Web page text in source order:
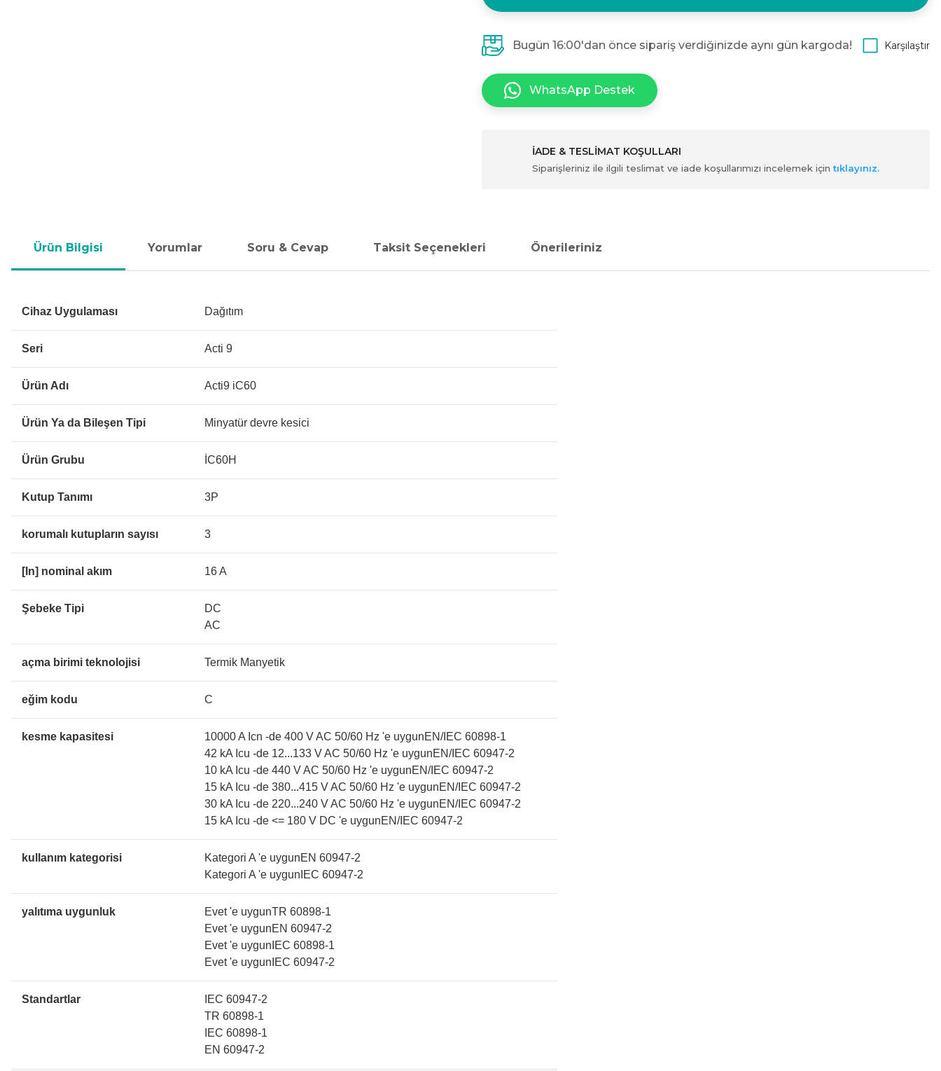
Bugün 16:00'dan önce sipariş verdiğinizde aynı gün kargoda! Karşılaştır
WhatsApp Destek
İADE & TESLİMAT KOŞULLARI
Siparişleriniz ile ilgili teslimat ve iade koşullarımızı incelemek içintıklayınız.
Ürün Bilgisi Yorumlar Soru & Cevap Taksit Seçenekleri Önerileriniz
Cihaz Uygulaması Dağıtım
Seri Acti 9
Ürün Adı Acti9 iC60
Ürün Ya da Bileşen Tipi Minyatür devre kesici
Ürün Grubu İC60H
Kutup Tanımı 3P
korumalı kutupların sayısı 3
[In] nominal akım 16 A
Şebeke Tipi
DC
AC
açma birimi teknolojisi Termik Manyetik
eğim kodu C
kesme kapasitesi
10000 A Icn -de 400 V AC 50/60 Hz 'e uygunEN/IEC 60898-1
42 kA Icu -de 12...133 V AC 50/60 Hz 'e uygunEN/IEC 60947-2
10 kA Icu -de 440 V AC 50/60 Hz 'e uygunEN/IEC 60947-2
15 kA Icu -de 380...415 V AC 50/60 Hz 'e uygunEN/IEC 60947-2
30 kA Icu -de 220...240 V AC 50/60 Hz 'e uygunEN/IEC 60947-2
15 kA Icu -de <= 180 V DC 'e uygunEN/IEC 60947-2
kullanım kategorisi
Kategori A 'e uygunEN 60947-2
Kategori A 'e uygunIEC 60947-2
yalıtıma uygunluk
Evet 'e uygunTR 60898-1
Evet 'e uygunEN 60947-2
Evet 'e uygunIEC 60898-1
Evet 'e uygunIEC 60947-2
Standartlar
IEC 60947-2
TR 60898-1
IEC 60898-1
EN 60947-2